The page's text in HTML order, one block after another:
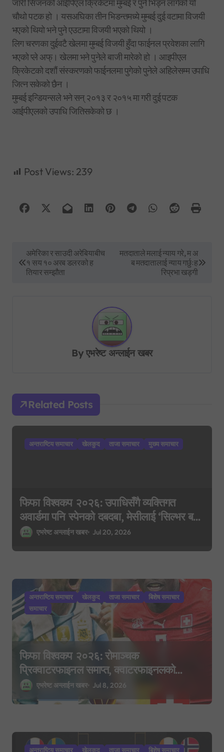
जारी सिजनको आईपिएल क्रिकेटमा मुम्बई र पुने भिड्न लागेको यो
चौथो पटक हो । यसअघिका तीन भिडन्तमध्ये मुम्बई दुई वटामा विजयी
भएको थियो भने पुने एउटामा विजयी भएको थियो ।
लिग चरणका दुईवटै खेलमा मुम्बई विजयी हुँदा फाईनल प्रवेशका लागि
भएको प्ले अफ्। खेलमा भने पुनेले बाजी मारेको हो । आइपीएल
क्रिकेटको दशौं संस्करणको फाईनलमा पुगेको पुनेले अहिलेसम्म उपाधि
जित्न सकेको छैन ।
मुम्बई इन्डियन्सले भने सन् २०१३ र २०१५ मा गरी दुई पटक
आईपीएलको उपाधि जितिसकेको छ ।
Post Views: 239
o
a
t
i
अमेरिका र साउदी अरेबियाबीच
१ सय १० अरब डलरको ह
तियार सम्झौता
मतदाताले मलाई न्याय गरे, म अ
ब मतदातालाई न्याय गर्छुःह
रिप्रभा खड्गी
Byएभरेष्ट अन्लाईन खबर
Related Posts
अन्तराष्टिय समाचार खेलकुद ताजा समाचार मुख्य समाचार
फिफा विश्वकप २०२६: उपाधिसँगै व्यक्तिगत
अवार्डमा पनि स्पेनको दबदबा, मेसीलाई ‘सिल्भर बल’
र एम्बाप्पेलाई ‘गोल्डेन बुट’
एभरेष्ट अन्लाईन खबर Jul 20, 2026
अन्तराष्टिय समाचार खेलकुद ताजा समाचार
बिशेष समाचार
समाचार
फिफा विश्वकप २०२६: रोमाञ्चक
प्रिक्वाटरफाइनल समाप्त, क्वाटरफाइनलको
समीकरण पूरा
एभरेष्ट अन्लाईन खबर Jul 8, 2026
अन्तराष्टिय समाचार खेलकुद ताजा समाचार
बिशेष समाचार